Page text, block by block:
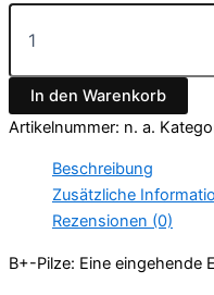
B+
Pilze
In den Warenkorb
Artikelnummer: n. a.
Beschreibung
Zusätzliche
Rezensionen (0)
B+-Pilze: Eine eingehende